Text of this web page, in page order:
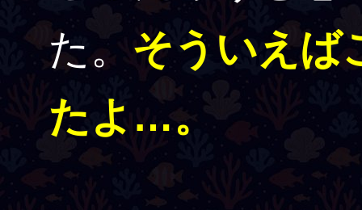
た。 そういえば
たよ…。